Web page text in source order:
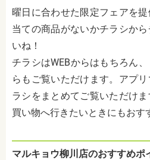
曜日に合わせた限定フェアを
当ての商品がないかチラシか
いね！
チラシはWEBからはもちろん
らもご覧いただけます。アプ
ラシをまとめてご覧いただけ
買い物へ行きたいときにもおす
マルキョウ柳川店のおすすめポ